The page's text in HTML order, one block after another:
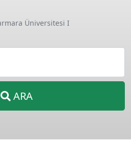
Üniversitesi I
ARA